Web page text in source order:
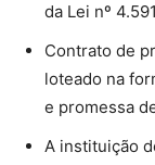
da Lei nº
Contrato de
loteado na
e promessa
A instituição